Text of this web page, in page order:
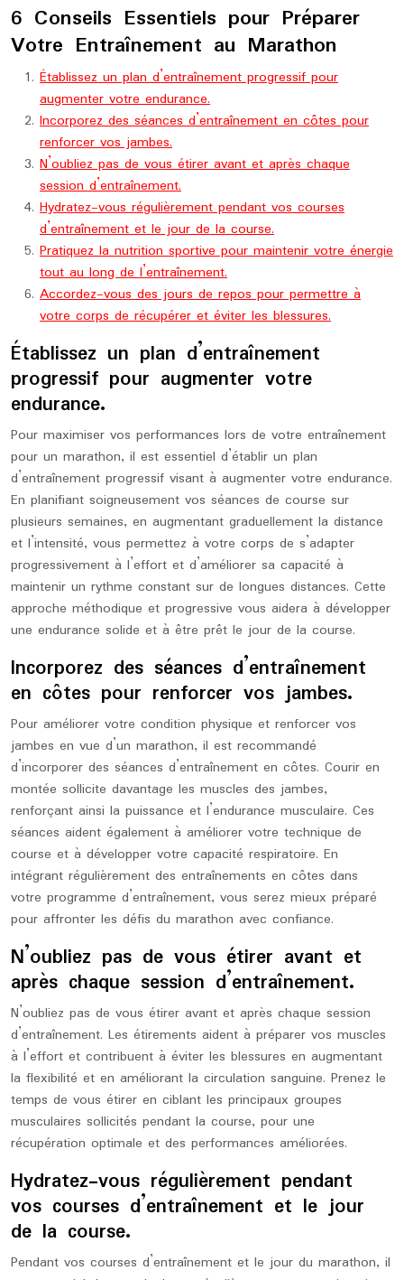
6 Conseils Essentiels pour Préparer
Votre Entraînement au Marathon
Établissez un plan d’entraînement progressif pour
augmenter votre endurance.
Incorporez des séances d’entraînement en côtes pour
renforcer vos jambes.
N’oubliez pas de vous étirer avant et après chaque
session d’entraînement.
Hydratez-vous régulièrement pendant vos courses
d’entraînement et le jour de la course.
Pratiquez la nutrition sportive pour maintenir votre énergie
tout au long de l’entraînement.
Accordez-vous des jours de repos pour permettre à
votre corps de récupérer et éviter les blessures.
Établissez un plan d’entraînement
progressif pour augmenter votre
endurance.
Pour maximiser vos performances lors de votre entraînement
pour un marathon, il est essentiel d’établir un plan
d’entraînement progressif visant à augmenter votre endurance.
En planifiant soigneusement vos séances de course sur
plusieurs semaines, en augmentant graduellement la distance
et l’intensité, vous permettez à votre corps de s’adapter
progressivement à l’effort et d’améliorer sa capacité à
maintenir un rythme constant sur de longues distances. Cette
approche méthodique et progressive vous aidera à développer
une endurance solide et à être prêt le jour de la course.
Incorporez des séances d’entraînement
en côtes pour renforcer vos jambes.
Pour améliorer votre condition physique et renforcer vos
jambes en vue d’un marathon, il est recommandé
d’incorporer des séances d’entraînement en côtes. Courir en
montée sollicite davantage les muscles des jambes,
renforçant ainsi la puissance et l’endurance musculaire. Ces
séances aident également à améliorer votre technique de
course et à développer votre capacité respiratoire. En
intégrant régulièrement des entraînements en côtes dans
votre programme d’entraînement, vous serez mieux préparé
pour affronter les défis du marathon avec confiance.
N’oubliez pas de vous étirer avant et
après chaque session d’entraînement.
N’oubliez pas de vous étirer avant et après chaque session
d’entraînement. Les étirements aident à préparer vos muscles
à l’effort et contribuent à éviter les blessures en augmentant
la flexibilité et en améliorant la circulation sanguine. Prenez le
temps de vous étirer en ciblant les principaux groupes
musculaires sollicités pendant la course, pour une
récupération optimale et des performances améliorées.
Hydratez-vous régulièrement pendant
vos courses d’entraînement et le jour
de la course.
Pendant vos courses d’entraînement et le jour du marathon, il